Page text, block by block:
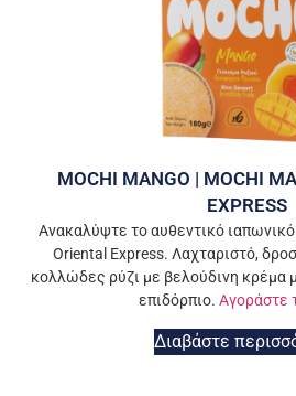
MOCHI MANGO | MOCHI
EXPRESS
Ανακαλύψτε το αυθεντικό
Oriental Express. Λαχταριστό,
κολλώδες ρύζι με βελούδινη κρέμα
επιδόρπιο. Αγοράστε
Διαβάστε